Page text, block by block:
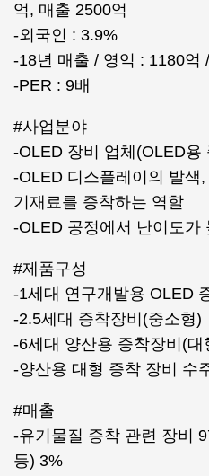
억, 매출 2500억
-외국인 : 3.9%
-18년 매출 / 영익 : 1180억
-PER : 9배
#사업분야
-OLED 장비 업체(OLED용
-OLED 디스플레이의 발색
기재료를 증착하는 역할
-OLED 공정에서 난이도가
#제품구성
-1세대 연구개발용 OLED
-2.5세대 증착장비(중소형)
-6세대 양산용 증착장비(대
-양산용 대형 증착 장비 수
#매출
-유기물질 증착 관련 장비
등) 3%